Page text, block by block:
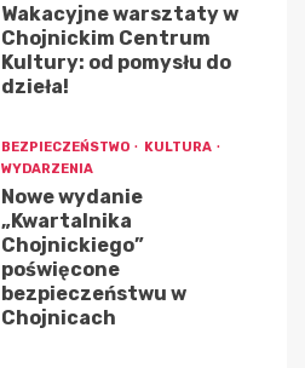
Wakacyjne warsztaty w
Chojnickim Centrum
Kultury: od pomysłu do
dzieła!
BEZPIECZEŃSTWO
KULTURA
WYDARZENIA
Nowe wydanie
„Kwartalnika
Chojnickiego”
poświęcone
bezpieczeństwu w
Chojnicach